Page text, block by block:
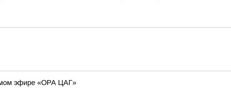
эфире «ОРА ЦАГ»